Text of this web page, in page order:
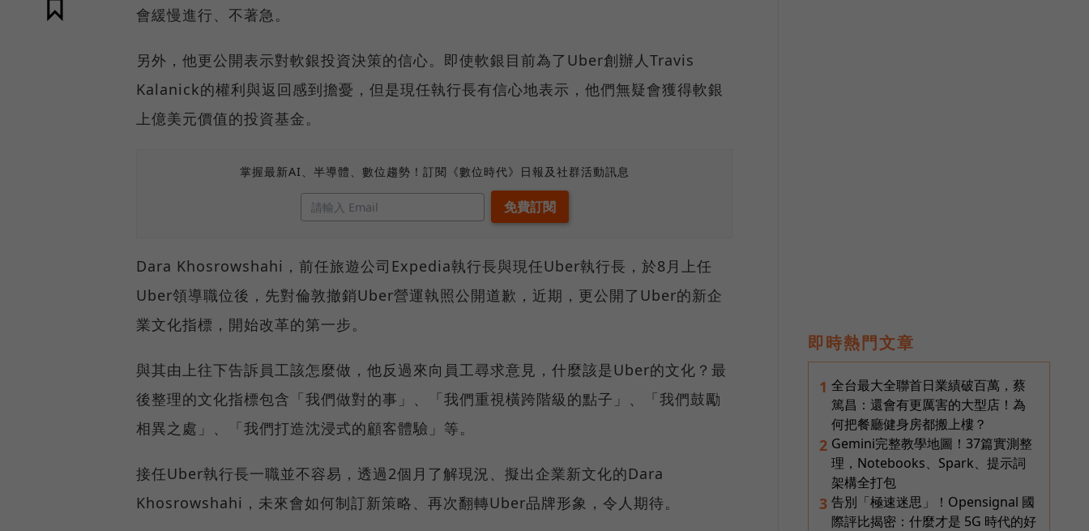
會緩慢進行、不著急。
另外，他更公開表示對軟銀投資決策的信心。即使軟銀目前為了Uber創辦人Travis
Kalanick的權利與返回感到擔憂，但是現任執行長有信心地表示，他們無疑會獲得軟銀
上億美元價值的投資基金。
掌握最新AI、半導體、數位趨勢！訂閱《數位時代》日報及社群活動訊息
Dara Khosrowshahi，前任旅遊公司Expedia執行長與現任Uber執行長，於8月上任
Uber領導職位後，先對倫敦撤銷Uber營運執照公開道歉，近期，更公開了Uber的新企
業文化指標，開始改革的第一步。
與其由上往下告訴員工該怎麼做，他反過來向員工尋求意見，什麼該是Uber的文化？最
後整理的文化指標包含「我們做對的事」、「我們重視橫跨階級的點子」、「我們鼓勵
相異之處」、「我們打造沈浸式的顧客體驗」等。
接任Uber執行長一職並不容易，透過2個月了解現況、擬出企業新文化的Dara
Khosrowshahi，未來會如何制訂新策略、再次翻轉Uber品牌形象，令人期待。
即時熱門文章
1 全台最大全聯首日業績破百萬，蔡
篤昌：還會有更厲害的大型店！為
何把餐廳健身房都搬上樓？
2 Gemini完整教學地圖！37篇實測整
理，Notebooks、Spark、提示詞
架構全打包
3 告別「極速迷思」！Opensignal 國
際評比揭密：什麼才是 5G 時代的好